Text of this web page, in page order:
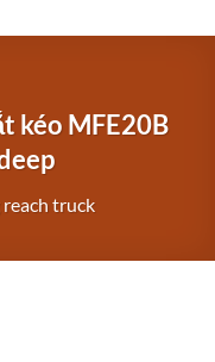
kéo MFE20B
reach truck